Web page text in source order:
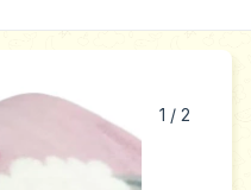
1 / 2